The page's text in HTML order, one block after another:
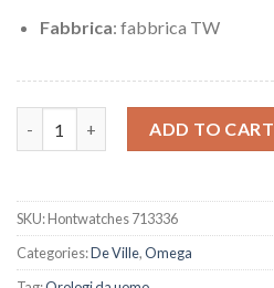
Fabbrica: fabbrica TW
ADD TO CART
SKU:Hontwatches 713336
Categories:De Ville,Omega